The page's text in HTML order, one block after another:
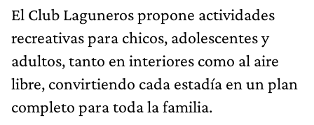
El Club Laguneros propone actividades
recreativas para chicos, adolescentes y
adultos, tanto en interiores como al aire
libre, convirtiendo cada estadía en un plan
completo para toda la familia.